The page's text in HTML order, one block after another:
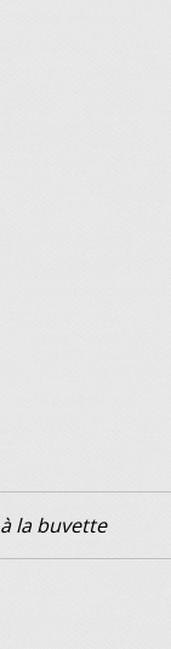
la buvette